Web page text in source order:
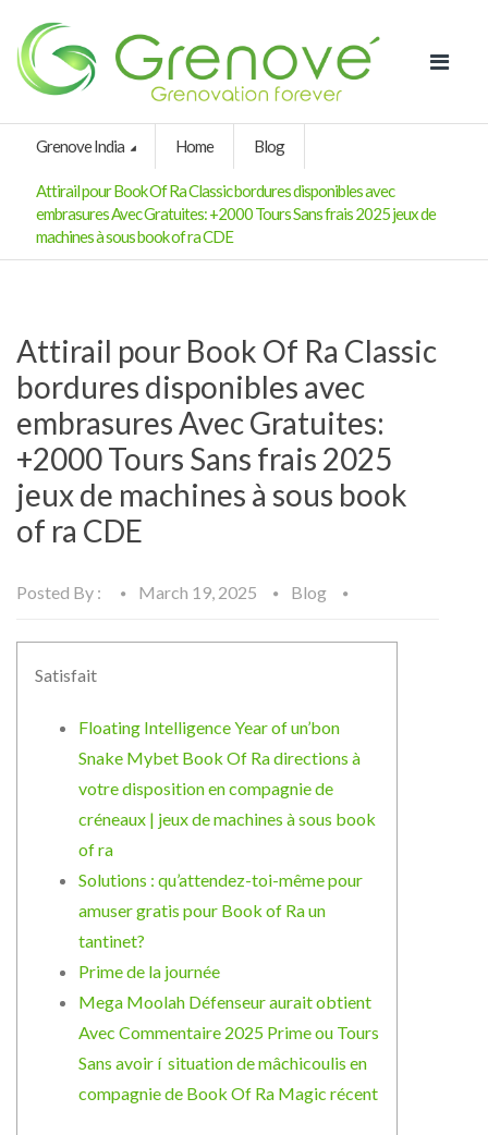
Grenove India Home Blog
Attirail pour Book Of Ra Classic bordures disponibles avec
embrasures Avec Gratuites: +2000 Tours Sans frais 2025 jeux de
machines à sous book of ra CDE
Attirail pour Book Of Ra Classic
bordures disponibles avec
embrasures Avec Gratuites:
+2000 Tours Sans frais 2025
jeux de machines à sous book
of ra CDE
Posted By : March 19, 2025 Blog
Satisfait
Floating Intelligence Year of un’bon
Snake Mybet Book Of Ra directions à
votre disposition en compagnie de
créneaux | jeux de machines à sous book
of ra
Solutions : qu’attendez-toi-même pour
amuser gratis pour Book of Ra un
tantinet?
Prime de la journée
Mega Moolah Défenseur aurait obtient
Avec Commentaire 2025 Prime ou Tours
Sans avoir í situation de mâchicoulis en
compagnie de Book Of Ra Magic récent